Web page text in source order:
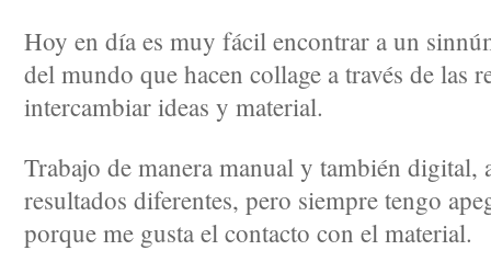
Hoy en día es muy fácil encontrar a un
del mundo que hacen collage a través de las
intercambiar ideas y material.
Trabajo de manera manual y también digital,
resultados diferentes, pero siempre tengo
porque me gusta el contacto con el material.